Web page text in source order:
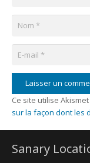
Laisser un
Ce site utilise
sur la façon dont les
Sanary